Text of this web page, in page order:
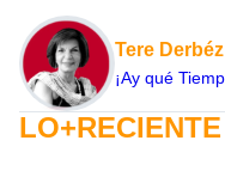
Tere
¡Ay qué
LO+RECIENTE